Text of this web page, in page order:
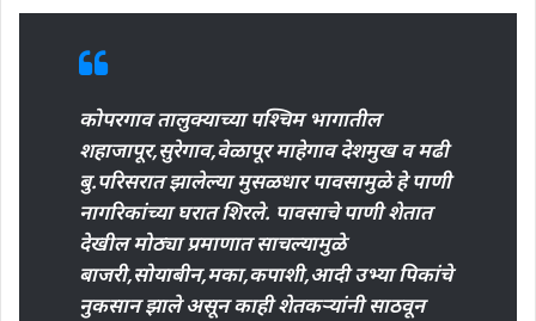
कोपरगाव तालुक्याच्या पश्चिम भागातील
शहाजापूर,सुरेगाव,वेळापूर माहेगाव देशमुख व मढी
बु.परिसरात झालेल्या मुसळधार पावसामुळे हे पाणी
नागरिकांच्या घरात शिरले. पावसाचे पाणी शेतात
देखील मोठ्या प्रमाणात साचल्यामुळे
बाजरी,सोयाबीन,मका,कपाशी,आदी उभ्या पिकांचे
नुकसान झाले असून काही शेतकऱ्यांनी साठवून